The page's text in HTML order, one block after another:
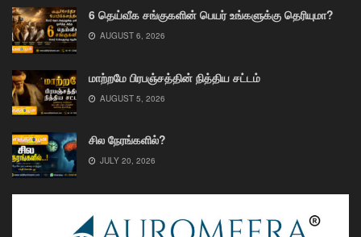
6 தெய்வீக சங்குகளின் பெயர் உங்களுக்கு தெரியுமா?
AUGUST 6, 2026
மாற்றமே பிரபஞ்சத்தின் நித்திய சட்டம்
AUGUST 5, 2026
சில நேரங்களில்?
JULY 20, 2026